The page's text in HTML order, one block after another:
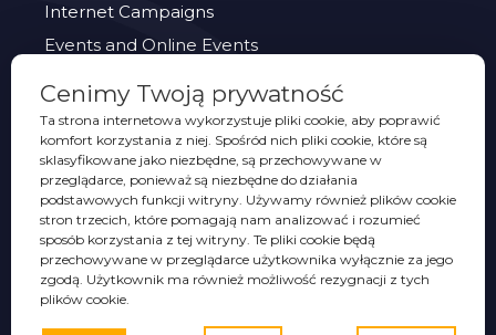
Internet Campaigns
Events and Online Events
PORTFOLIO
Eventy
Identity visual
Graphic design
Packaging
Promotion sale
Cenimy Twoją prywatność
Ta strona internetowa wykorzystuje pliki cookie, aby poprawić
komfort korzystania z niej. Spośród nich pliki cookie, które są
sklasyfikowane jako niezbędne, są przechowywane w
przeglądarce, ponieważ są niezbędne do działania
podstawowych funkcji witryny. Używamy również plików cookie
stron trzecich, które pomagają nam analizować i rozumieć
sposób korzystania z tej witryny. Te pliki cookie będą
przechowywane w przeglądarce użytkownika wyłącznie za jego
zgodą. Użytkownik ma również możliwość rezygnacji z tych
plików cookie.